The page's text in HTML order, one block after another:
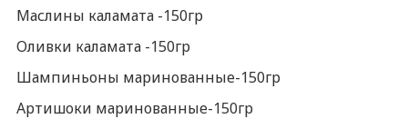
Маслины каламата -150гр
Оливки каламата -150гр
Шампиньоны маринованные-150гр
Артишоки маринованные-150гр